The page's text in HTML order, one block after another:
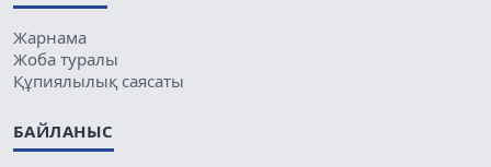
Жарнама
Жоба туралы
Құпиялылық саясаты
БАЙЛАНЫС